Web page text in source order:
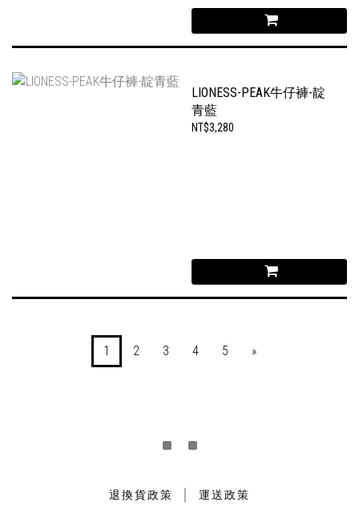
LIONESS-PEAK牛仔褲-靛
青藍
NT$3,280
1 2 3 4 5 »
退換貨政策 ｜ 運送政策